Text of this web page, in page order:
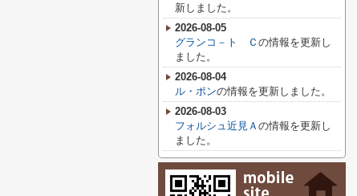
新しました。
2026-08-05
グランコ－ト Ｃ の情報を更新し
ました。
2026-08-04
ル・ポンの情報を更新しました。
2026-08-03
フォルシュ近見Ａ の情報を更新し
ました。